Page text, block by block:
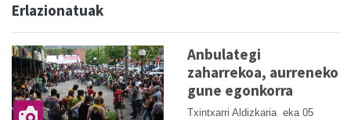
Erlazionatuak
Anbulategi
zaharrekoa, aurreneko
gune egonkorra
Txintxarri Aldizkaria eka 05